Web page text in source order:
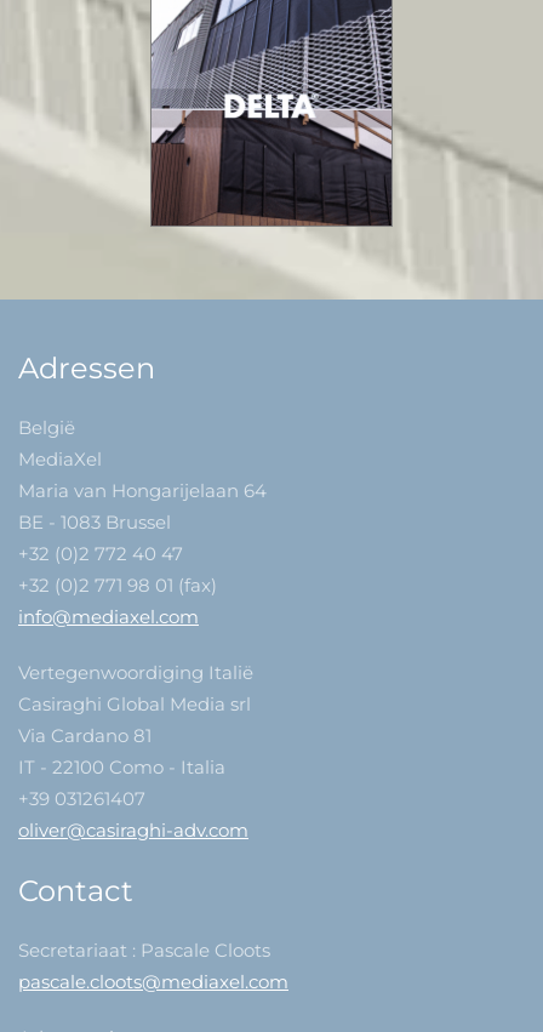
Adressen
België
MediaXel
Maria van Hongarijelaan 64
BE - 1083 Brussel
+32 (0)2 772 40 47
+32 (0)2 771 98 01 (fax)
info@mediaxel.com
Vertegenwoordiging Italië
Casiraghi Global Media srl
Via Cardano 81
IT - 22100 Como - Italia
+39 031261407
oliver@casiraghi-adv.com
Contact
Secretariaat : Pascale Cloots
pascale.cloots@mediaxel.com